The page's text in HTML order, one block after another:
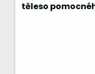
těleso